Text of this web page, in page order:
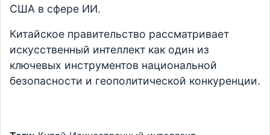
США в сфере ИИ.
Китайское правительство рассматривает
искусственный интеллект как один из
ключевых инструментов национальной
безопасности и геополитической конкуренции.